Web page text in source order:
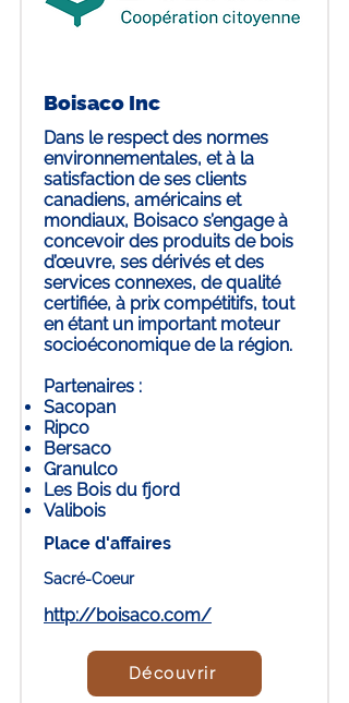
Boisaco Inc
Dans le respect des normes
environnementales, et à la
satisfaction de ses clients
canadiens, américains et
mondiaux, Boisaco s’engage à
concevoir des produits de bois
d’œuvre, ses dérivés et des
services connexes, de qualité
certifiée, à prix compétitifs, tout
en étant un important moteur
socioéconomique de la région.
Partenaires :
Sacopan
Ripco
Bersaco
Granulco
Les Bois du fjord
Valibois
Place d'affaires
Sacré-Coeur
http://boisaco.com/
Découvrir